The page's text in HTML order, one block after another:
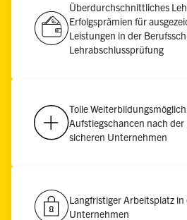
Überdurchschnittliches
Erfolgsprämien für
Leistungen in der
Lehrabschlussprüfung
Tolle
Aufstiegschancen nach der
sicheren Unternehmen
Langfristiger Arbeitsplatz in
Unternehmen